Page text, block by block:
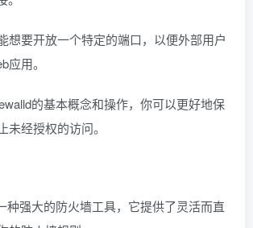
想要开放一个特定的端口，以便外部用户
用。
的基本概念和操作，你可以更好地保
经授权的访问。
种强大的防火墙工具，它提供了灵活而直